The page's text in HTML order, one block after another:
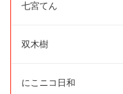
七宮てん
双木樹
にこニコ日和